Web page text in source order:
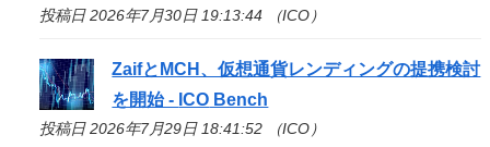
投稿日 2026年7月30日 19:13:44 （ICO）
ZaifとMCH、仮想通貨レンディングの提携検討
を開始 - ICO Bench
投稿日 2026年7月29日 18:41:52 （ICO）